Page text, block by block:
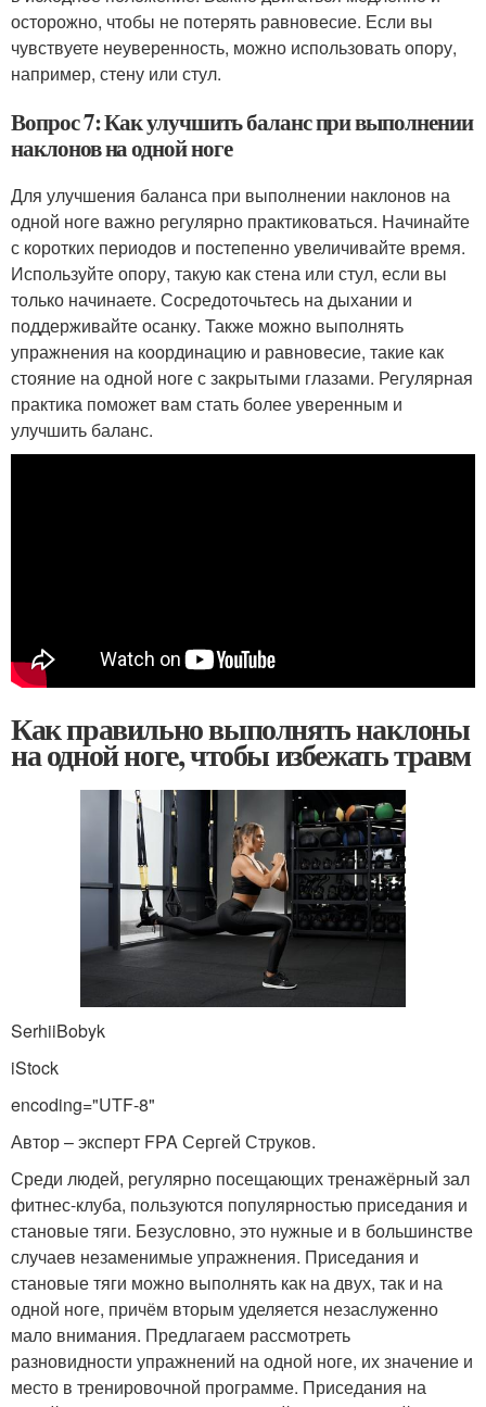
осторожно, чтобы не потерять равновесие. Если вы
чувствуете неуверенность, можно использовать опору,
например, стену или стул.
Вопрос 7: Как улучшить баланс при выполнении
наклонов на одной ноге
Для улучшения баланса при выполнении наклонов на
одной ноге важно регулярно практиковаться. Начинайте
с коротких периодов и постепенно увеличивайте время.
Используйте опору, такую как стена или стул, если вы
только начинаете. Сосредоточьтесь на дыхании и
поддерживайте осанку. Также можно выполнять
упражнения на координацию и равновесие, такие как
стояние на одной ноге с закрытыми глазами. Регулярная
практика поможет вам стать более уверенным и
улучшить баланс.
Как правильно выполнять наклоны
на одной ноге, чтобы избежать травм
SerhiiBobyk
iStock
encoding="UTF-8"
Автор – эксперт FPA Сергей Струков.
Среди людей, регулярно посещающих тренажёрный зал
фитнес-клуба, пользуются популярностью приседания и
становые тяги. Безусловно, это нужные и в большинстве
случаев незаменимые упражнения. Приседания и
становые тяги можно выполнять как на двух, так и на
одной ноге, причём вторым уделяется незаслуженно
мало внимания. Предлагаем рассмотреть
разновидности упражнений на одной ноге, их значение и
место в тренировочной программе. Приседания на